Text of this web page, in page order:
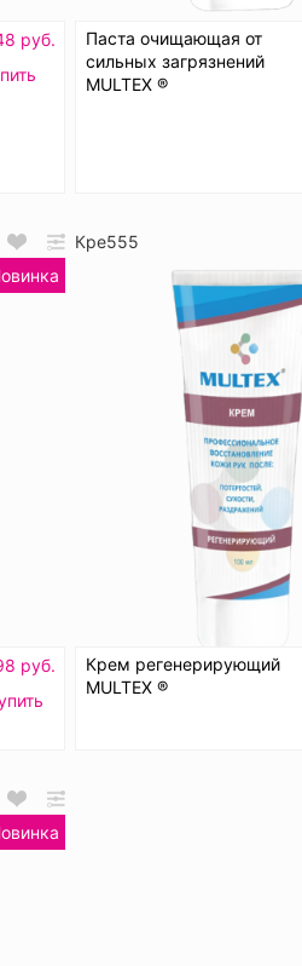
руб.
Паста очищающая от
сильных загрязнений
MULTEX ®
руб.
Кре555
Крем регенерирующий
MULTEX ®